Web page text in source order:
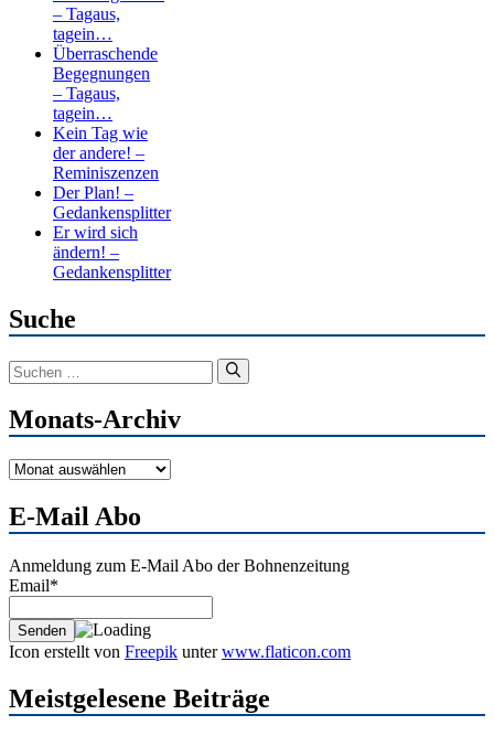
– Tagaus,
tagein…
Überraschende
Begegnungen
– Tagaus,
tagein…
Kein Tag wie
der andere! –
Reminiszenzen
Der Plan! –
Gedankensplitter
Er wird sich
ändern! –
Gedankensplitter
Suche
Suchen
nach:
Monats-Archiv
Monats-
E-Mail Abo
Anmeldung zum E-Mail Abo der Bohnenzeitung
Email*
Icon erstellt von Freepik unterwww.flaticon.com
Meistgelesene Beiträge